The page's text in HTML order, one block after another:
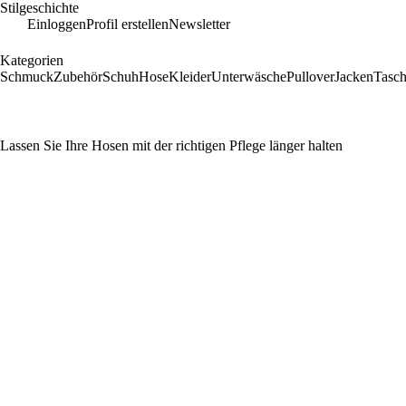
Stilgeschichte
EinloggenProfil erstellenNewsletter
Kategorien
SchmuckZubehörSchuhHoseKleiderUnterwäschePulloverJacken
Lassen Sie Ihre Hosen mit der richtigen Pflege länger halten